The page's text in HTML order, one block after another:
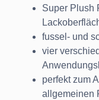
Super Plush
fussel- und
vier
perfekt zum
allgemeinen